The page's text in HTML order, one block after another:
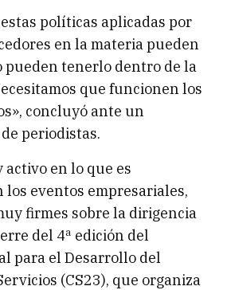
políticas aplicadas por
en la materia pueden
pueden tenerlo dentro de la
que funcionen los
concluyó ante un
periodistas.
en lo que es
eventos empresariales,
firmes sobre la dirigencia
del 4ª edición del
para el Desarrollo del
(CS23), que organiza